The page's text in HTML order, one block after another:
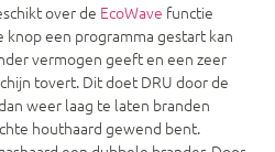
over de EcoWave functie
een programma gestart kan
vermogen geeft en een zeer
tovert. Dit doet DRU door de
weer laag te laten branden
houthaard gewend bent.